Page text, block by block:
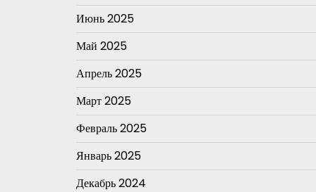
Июнь 2025
Май 2025
Апрель 2025
Март 2025
Февраль 2025
Январь 2025
Декабрь 2024